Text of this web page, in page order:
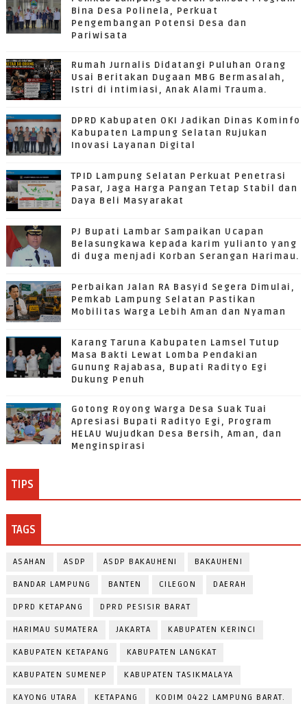
Bina Desa Polinela, Perkuat
Pengembangan Potensi Desa dan
Pariwisata
Rumah Jurnalis Didatangi Puluhan Orang
Usai Beritakan Dugaan MBG Bermasalah,
Istri di intimiasi, Anak Alami Trauma.
DPRD Kabupaten OKI Jadikan Dinas Kominfo
Kabupaten Lampung Selatan Rujukan
Inovasi Layanan Digital
TPID Lampung Selatan Perkuat Penetrasi
Pasar, Jaga Harga Pangan Tetap Stabil dan
Daya Beli Masyarakat
PJ Bupati Lambar Sampaikan Ucapan
Belasungkawa kepada karim yulianto yang
di duga menjadi Korban Serangan Harimau.
Perbaikan Jalan RA Basyid Segera Dimulai,
Pemkab Lampung Selatan Pastikan
Mobilitas Warga Lebih Aman dan Nyaman
Karang Taruna Kabupaten Lamsel Tutup
Masa Bakti Lewat Lomba Pendakian
Gunung Rajabasa, Bupati Radityo Egi
Dukung Penuh
Gotong Royong Warga Desa Suak Tuai
Apresiasi Bupati Radityo Egi, Program
HELAU Wujudkan Desa Bersih, Aman, dan
Menginspirasi
TIPS
TAGS
ASAHAN ASDP ASDP BAKAUHENI BAKAUHENI
BANDAR LAMPUNG BANTEN CILEGON DAERAH
DPRD KETAPANG DPRD PESISIR BARAT
HARIMAU SUMATERA JAKARTA KABUPATEN KERINCI
KABUPATEN KETAPANG KABUPATEN LANGKAT
KABUPATEN SUMENEP KABUPATEN TASIKMALAYA
KAYONG UTARA KETAPANG KODIM 0422 LAMPUNG BARAT.